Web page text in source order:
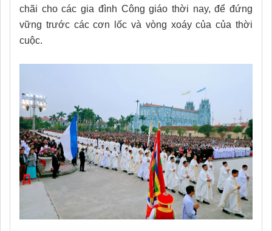
chãi cho các gia đình Công giáo thời nay, để đứng
vững trước các cơn lốc và vòng xoáy của của thời
cuộc.